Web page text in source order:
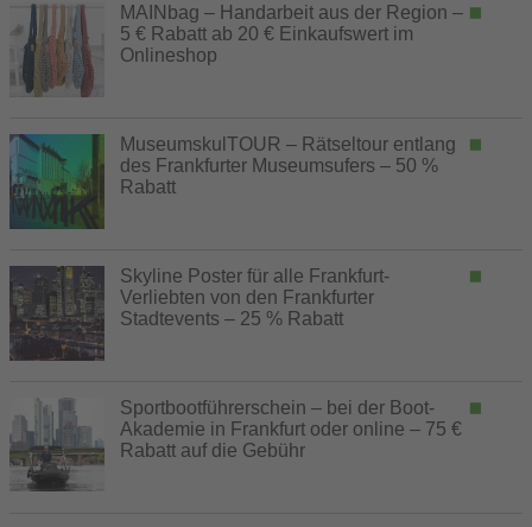
MAINbag – Handarbeit aus der Region –
5 € Rabatt ab 20 € Einkaufswert im
Onlineshop
MuseumskulTOUR – Rätseltour entlang
des Frankfurter Museumsufers – 50 %
Rabatt
Skyline Poster für alle Frankfurt-
Verliebten von den Frankfurter
Stadtevents – 25 % Rabatt
Sportbootführerschein – bei der Boot-
Akademie in Frankfurt oder online – 75 €
Rabatt auf die Gebühr